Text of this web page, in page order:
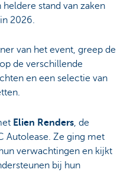
stand van zaken
2026.
van het event, greep de
de verschillende
en een selectie van
Elien Renders, de
Autolease. Ze ging met
verwachtingen en kijkt
bij hun